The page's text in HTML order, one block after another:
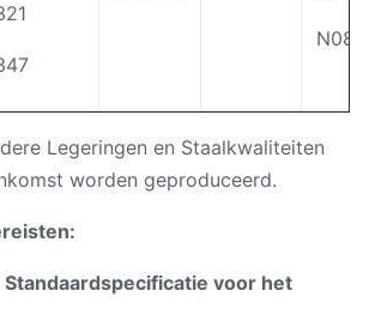
Legeringen en Staalkwaliteiten
worden geproduceerd.
Standaardspecificatie voor het